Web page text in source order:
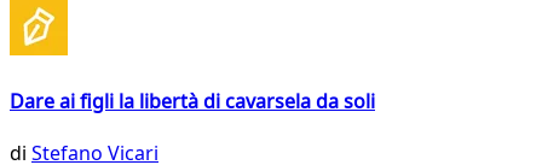
Dare ai figli la libertà di cavarsela da soli
di Stefano Vicari